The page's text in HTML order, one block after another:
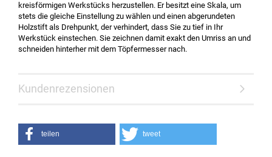
kreisförmigen Werkstücks herzustellen. Er besitzt eine Skala, um
stets die gleiche Einstellung zu wählen und einen abgerundeten
Holzstift als Drehpunkt, der verhindert, dass Sie zu tief in Ihr
Werkstück einstechen. Sie zeichnen damit exakt den Umriss an und
schneiden hinterher mit dem Töpfermesser nach.
Kundenrezensionen
teilen tweet